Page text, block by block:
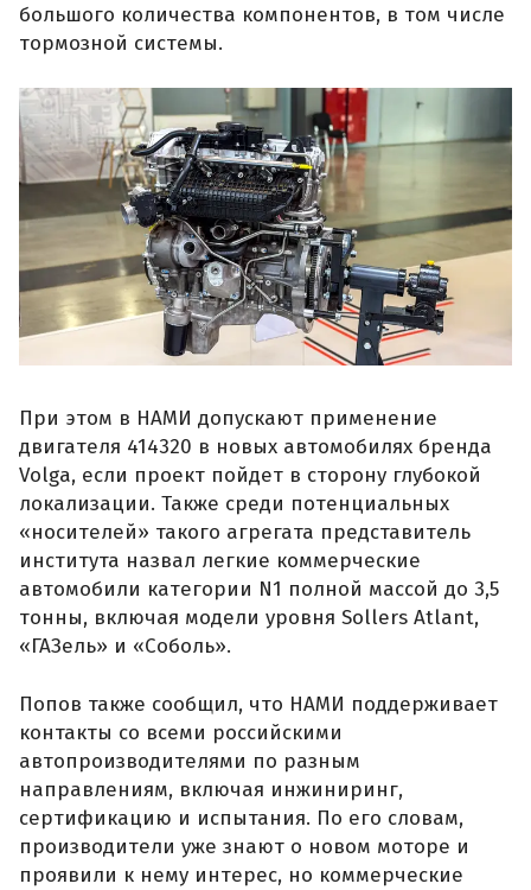
большого количества компонентов, в том числе
тормозной системы.
При этом в НАМИ допускают применение
двигателя 414320 в новых автомобилях бренда
Volga, если проект пойдет в сторону глубокой
локализации. Также среди потенциальных
«носителей» такого агрегата представитель
института назвал легкие коммерческие
автомобили категории N1 полной массой до 3,5
тонны, включая модели уровня Sollers Atlant,
«ГАЗель» и «Соболь».
Попов также сообщил, что НАМИ поддерживает
контакты со всеми российскими
автопроизводителями по разным
направлениям, включая инжиниринг,
сертификацию и испытания. По его словам,
производители уже знают о новом моторе и
проявили к нему интерес, но коммерческие